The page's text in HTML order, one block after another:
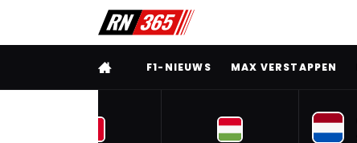
VOLLEDIG MENU
F1-NIEUWS MAX VERSTAPPEN